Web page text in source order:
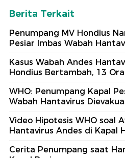
Berita Terkait
Penumpang MV Hondius
Pesiar Imbas Wabah
Kasus Wabah Andes
Hondius Bertambah, 13
WHO: Penumpang Kapal
Wabah Hantavirus
Video Hipotesis WHO soal
Hantavirus Andes di Kapal
⁠Cerita Penumpang saat